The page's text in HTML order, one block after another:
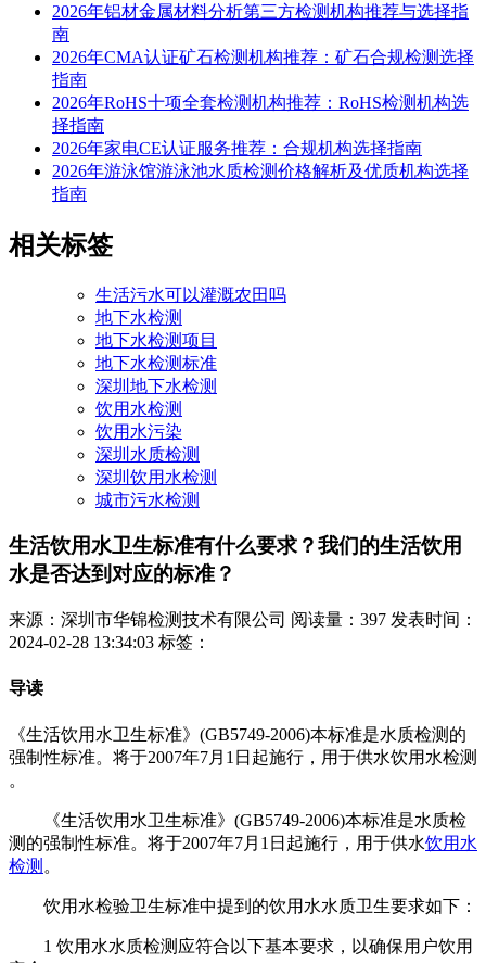
2026年铝材金属材料分析第三方检测机构推荐与选择指
南
2026年CMA认证矿石检测机构推荐：矿石合规检测选择
指南
2026年RoHS十项全套检测机构推荐：RoHS检测机构选
择指南
2026年家电CE认证服务推荐：合规机构选择指南
2026年游泳馆游泳池水质检测价格解析及优质机构选择
指南
相关标签
生活污水可以灌溉农田吗
地下水检测
地下水检测项目
地下水检测标准
深圳地下水检测
饮用水检测
饮用水污染
深圳水质检测
深圳饮用水检测
城市污水检测
生活饮用水卫生标准有什么要求？我们的生活饮用
水是否达到对应的标准？
来源：深圳市华锦检测技术有限公司 阅读量：397 发表时间：
2024-02-28 13:34:03 标签：
导读
《生活饮用水卫生标准》(GB5749-2006)本标准是水质检测的
强制性标准。将于2007年7月1日起施行，用于供水饮用水检测​
。
《生活饮用水卫生标准》(GB5749-2006)本标准是水质检
测的强制性标准。将于2007年7月1日起施行，用于供水饮用水
检测 。
饮用水检验卫生标准中提到的饮用水水质卫生要求如下：
1 饮用水水质检测应符合以下基本要求，以确保用户饮用